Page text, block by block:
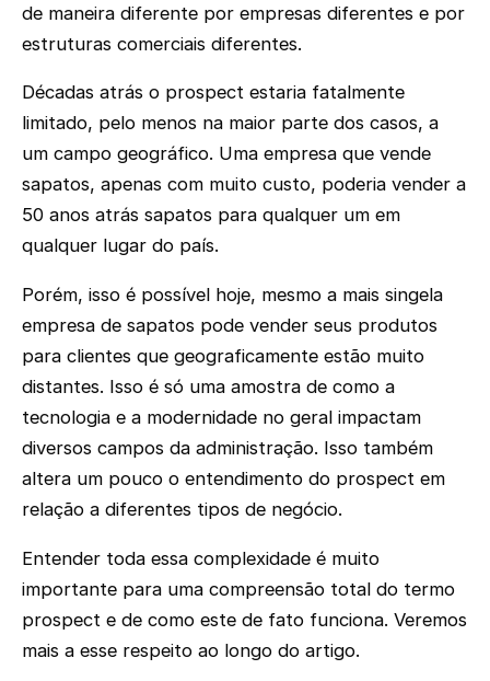
de maneira diferente por empresas diferentes e por
estruturas comerciais diferentes.
Décadas atrás o prospect estaria fatalmente
limitado, pelo menos na maior parte dos casos, a
um campo geográfico. Uma empresa que vende
sapatos, apenas com muito custo, poderia vender a
50 anos atrás sapatos para qualquer um em
qualquer lugar do país.
Porém, isso é possível hoje, mesmo a mais singela
empresa de sapatos pode vender seus produtos
para clientes que geograficamente estão muito
distantes. Isso é só uma amostra de como a
tecnologia e a modernidade no geral impactam
diversos campos da administração. Isso também
altera um pouco o entendimento do prospect em
relação a diferentes tipos de negócio.
Entender toda essa complexidade é muito
importante para uma compreensão total do termo
prospect e de como este de fato funciona. Veremos
mais a esse respeito ao longo do artigo.